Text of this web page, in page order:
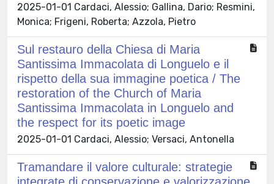
2025-01-01 Cardaci, Alessio; Gallina, Dario; Resmini,
Monica; Frigeni, Roberta; Azzola, Pietro
Sul restauro della Chiesa di Maria
Santissima Immacolata di Longuelo e il
rispetto della sua immagine poetica / The
restoration of the Church of Maria
Santissima Immacolata in Longuelo and
the respect for its poetic image
2025-01-01 Cardaci, Alessio; Versaci, Antonella
Tramandare il valore culturale: strategie